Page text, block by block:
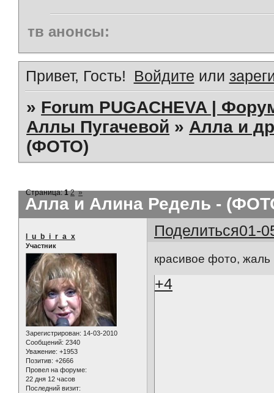
тв анонсы:
Привет, Гость! Войдите или
» Forum PUGACHEVA |
Аллы Пугачевой » Алла и
(ФОТО)
Алла и Алина Редель -
Страница:1 2 »
Поделиться01-
l_u_b_i_r_a_x
Участник
Зарегистрирован: 14-03-2010
Сообщений: 2340
Уважение: +1953
Позитив: +2666
Провел на форуме:
22 дня 12 часов
Последний визит:
красивое фото, жаль
+4